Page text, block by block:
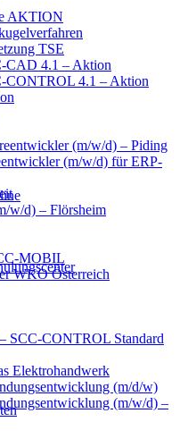
AKTION
TSE
CAD 4.1 – Aktion
CONTROL 4.1 – Aktion
(m/w/d) – Piding
(m/w/d) für ERP-
w/d) – Flörsheim
MOBIL
WKO Österreich
SCC-CONTROL Standard
Elektrohandwerk
(m/d/w)
(m/w/d) –